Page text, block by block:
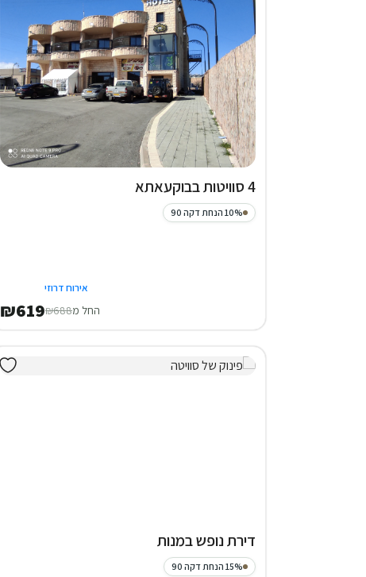
4 סוויטות בבוקעאתא
10% הנחת דקה 90
אירוח דרוזי
החל מ₪688
₪619
דירת נופש במנות
15% הנחת דקה 90